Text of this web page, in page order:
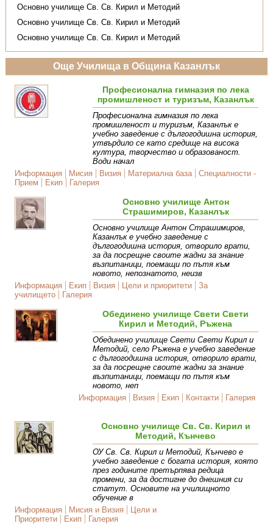
Основно училище Св. Св. Кирил и Методий
Основно училище Св. Св. Кирил и Методий
Основно училище Св. Св. Кирил и Методий
Още Училища в Община Казанлък
Професионална гимназия по лека
промишленост и туризъм, Казанлък
Професионална гимназия по лека
промишленост и туризъм, Казанлък е
учебно заведение с дългогодишна история,
утвърдило се като средище на висока
култура, творчество и образованост.
Води начал
Информация
Мисия Визия Материална база
Специалности -
Прием
Екип Галерия
Основно училище Антон
Страшимиров, Казанлък
Основно училище Антон Страшимиров,
Казанлък е учебно заведение с
дългогодишна история, отворило врати,
за да посрещне своите жадни за знание
възпитаници, поемащи по пътя към
новото, непознатото, неизв
Информация
Екип Визия Цели и приоритети
За
училището
Галерия
Обединено училище Свети Свети
Кирил и Методий, Ръжена
Обединено училище Свети Свети Кирил и
Методий, село Ръжена е учебно заведение
с дългогодишна история, отворило врати,
за да посрещне своите жадни за знание
възпитаници, поемащи по пътя към
новото, неп
Информация
Визия Екип Контакти Галерия
Основно училище Св. Св. Кирил и
Методий, Кънчево
ОУ Св. Св. Кирил и Методий, Кънчево е
учебно заведение с богата история, която
през годините претърпява редица
промени, за да достигне до днешния си
статут. Основите на училищното
обучение в
Информация
Мисия и Визия
Цели и
Приоритети
Екип Галерия